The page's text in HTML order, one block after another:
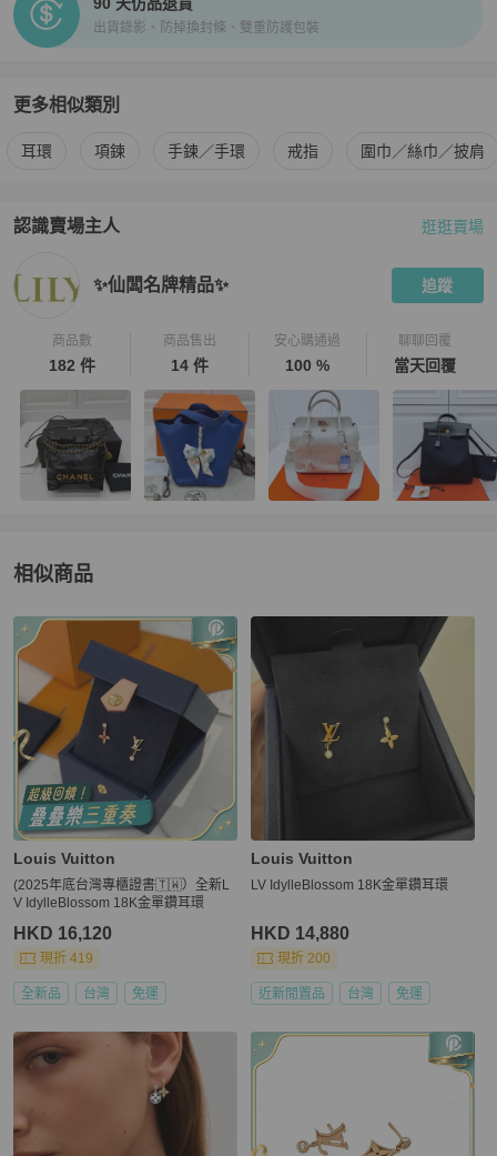
出貨錄影、防掉換封條、雙重防護包裝
更多相似類別
更多Louis Vuitton 女士配件 相似商品推薦
耳環 項鍊 手鍊／手環 戒指 圍巾／絲巾／披肩
認識賣場主人
PopChill 拍拍圈嚴選賣家
逛逛賣場
✨仙闆名牌精品✨ 追蹤
商品數
182 件
商品售出
14 件
安心購通過
100 %
聊聊回覆
當天回覆
相似商品
更多相似Louis Vuitton女士配件 推薦精品
Louis Vuitton
(2025年底台灣專櫃證書🇹🇼）全新L
V IdylleBlossom 18K金單鑽耳環
HKD 16,120
現折 419
全新品 台灣 免運
Louis Vuitton
LV IdylleBlossom 18K金單鑽耳環
HKD 14,880
現折 200
近新閒置品 台灣 免運